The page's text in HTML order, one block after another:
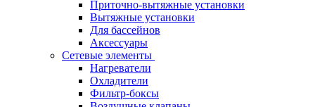
Приточно-вытяжные установки
Вытяжные установки
Для бассейнов
Аксессуары
Сетевые элементы
Нагреватели
Охладители
Фильтр-боксы